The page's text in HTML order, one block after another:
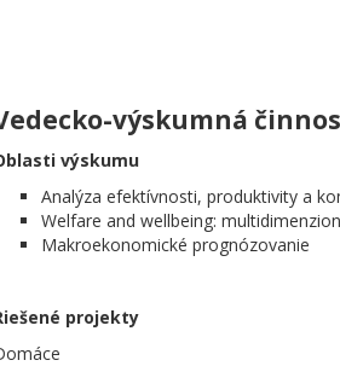
výskumná
výskumu
Analýza efektívnosti, produktivity a
Welfare and wellbeing:
Makroekonomické prognózovanie
projekty